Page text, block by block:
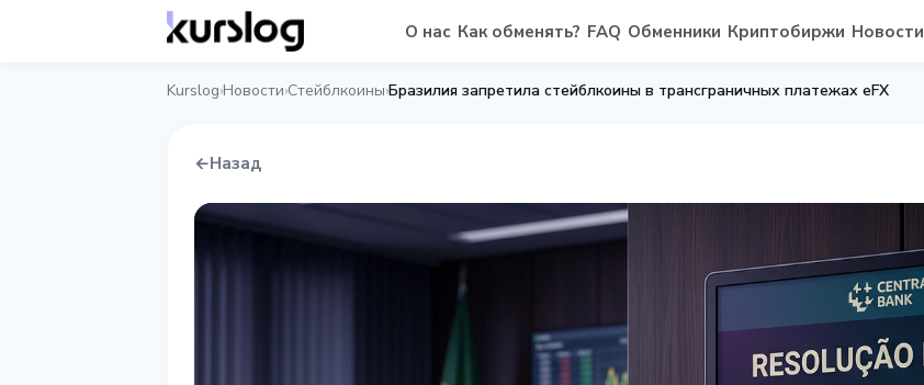
О нас Как обменять? FAQ Обменники Криптобиржи Новости
Kurslog›Новости›Стейблкоины›Бразилия запретила стейблкоины в трансграничных платежах eFX
←Назад